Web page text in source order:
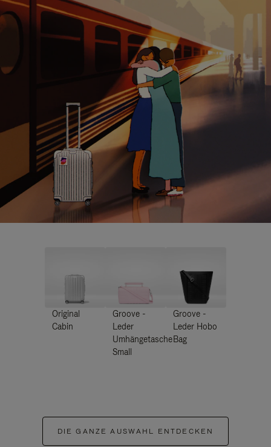
Original
Cabin
Groove -
Leder
Umhängetasche
Small
Groove -
Leder Hobo
Bag
DIE GANZE AUSWAHL ENTDECKEN